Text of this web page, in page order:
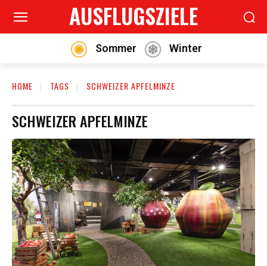
AUSFLUGSZIELE
Sommer Winter
HOME TAGS SCHWEIZER APFELMINZE
SCHWEIZER APFELMINZE